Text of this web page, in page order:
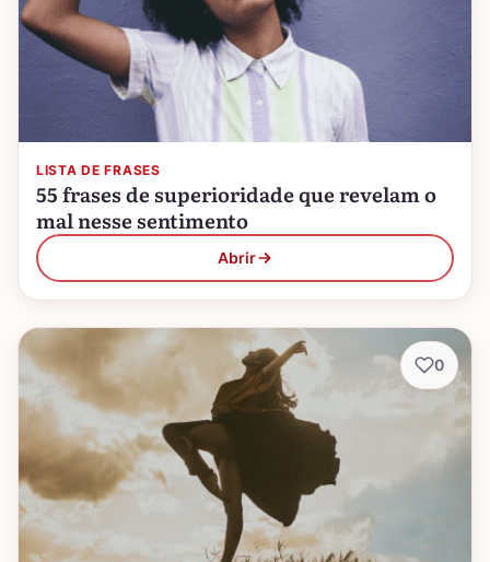
LISTA DE FRASES
55 frases de superioridade que revelam o
mal nesse sentimento
Abrir
0